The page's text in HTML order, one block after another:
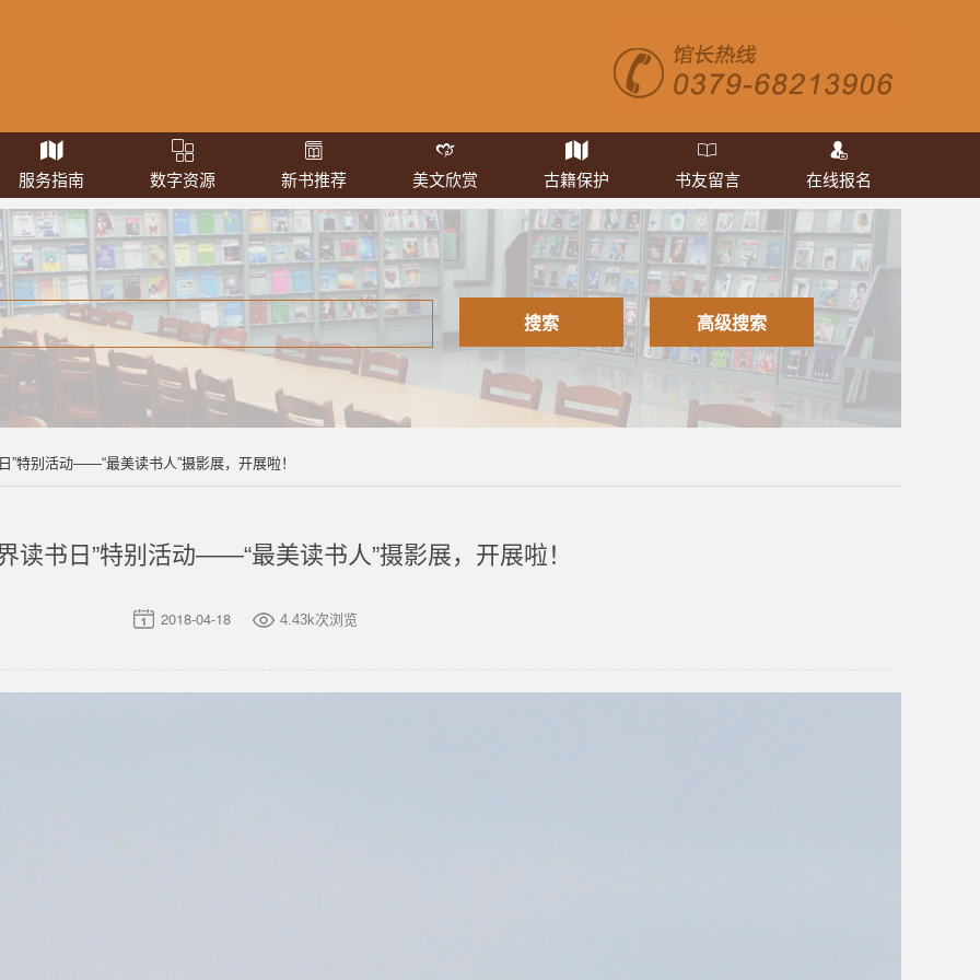
服务指南 数字资源 新书推荐 美文欣赏 古籍保护 书友留言 在线报名
”特别活动——“最美读书人”摄影展，开展啦！
读书日”特别活动——“最美读书人”摄影展，开展啦！
2018-04-18 4.43k次浏览